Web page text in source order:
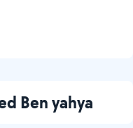
Ben yahya